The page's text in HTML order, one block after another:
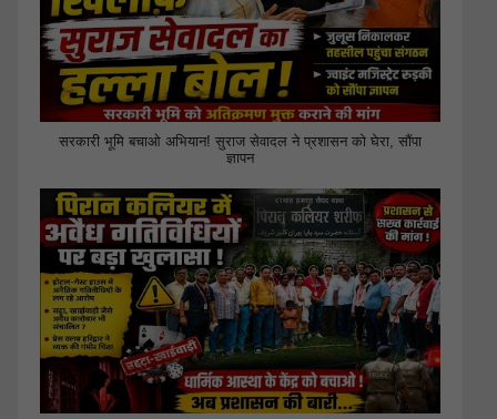
सरकारी भूमि बचाओ अभियान! सुराज सेवादल ने प्रशासन को घेरा, सौंपा
ज्ञापन